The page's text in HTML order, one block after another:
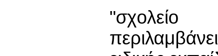
"σχoλείo